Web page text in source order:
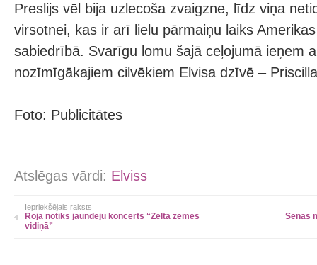
Preslijs vēl bija uzlecoša zvaigzne, līdz viņa
virsotnei, kas ir arī lielu pārmaiņu laiks
sabiedrībā. Svarīgu lomu šajā ceļojumā ieņem
nozīmīgākajiem cilvēkiem Elvisa dzīvē –
Foto: Publicitātes
Atslēgas vārdi: Elviss
Iepriekšējais raksts
Rojā notiks jaundeju koncerts “Zelta zemes
vidiņā”
Senās